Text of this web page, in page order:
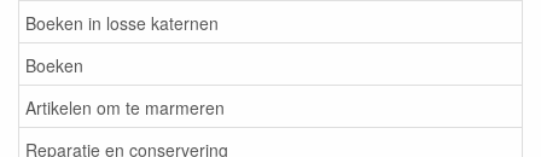
Boeken in losse katernen
Boeken
Artikelen om te marmeren
Reparatie en conservering